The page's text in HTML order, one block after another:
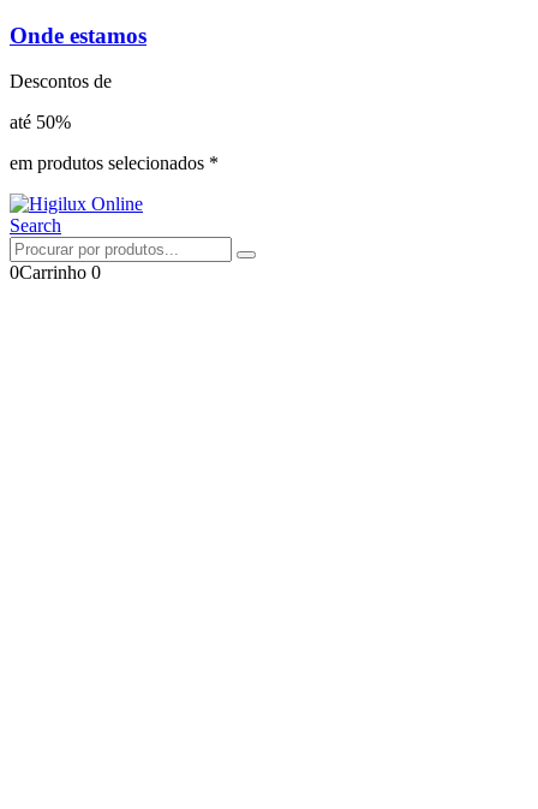
Onde estamos
Descontos de
até 50%
em produtos selecionados *
Search
0Carrinho 0